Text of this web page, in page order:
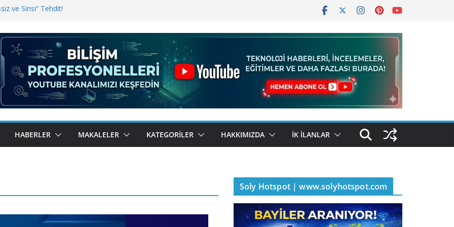
ve Sinsi” Tehdit!
Bugün BulutTahsilat’ta
Kemal Oral Tüm Sorularımızı
HABERLER MAKALELER KATEGORILER HAKKIMIZDA İK İLANLAR
Soly Hotspot | www.solyhotspot.com